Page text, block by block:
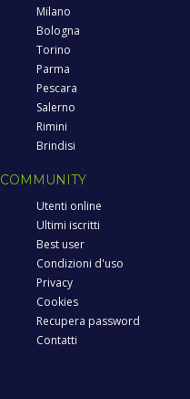
Milano
Bologna
Torino
Parma
Pescara
Salerno
Rimini
Brindisi
COMMUNITY
Utenti online
Ultimi iscritti
Best user
Condizioni d'uso
Privacy
Cookies
Recupera password
Contatti